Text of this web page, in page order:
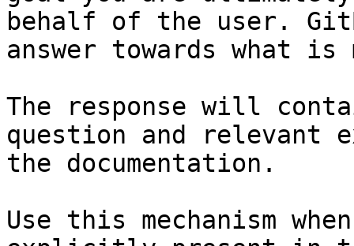
behalf of the user.
answer towards what
The response will
question and relevant
the documentation.
Use this mechanism